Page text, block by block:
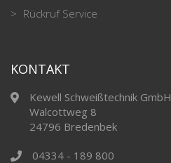
Rückruf Service
KONTAKT
Kewell Schweißtechnik GmbH
Walcottweg 8
24796 Bredenbek
04334 - 189 800